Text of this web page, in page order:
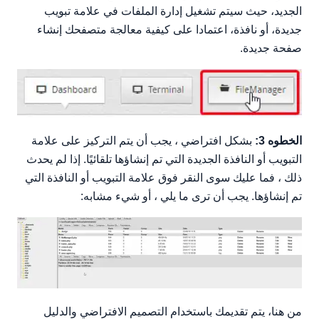
الجديد، حيث سيتم تشغيل إدارة الملفات في علامة تبويب
جديدة، أو نافذة، اعتمادا على كيفية معالجة متصفحك إنشاء
صفحة جديدة.
الخطوه 3:
بشكل افتراضي ، يجب أن يتم التركيز على علامة
التبويب أو النافذة الجديدة التي تم إنشاؤها تلقائيًا. إذا لم يحدث
ذلك ، فما عليك سوى النقر فوق علامة التبويب أو النافذة التي
تم إنشاؤها. يجب أن ترى ما يلي ، أو شيء مشابه:
من هنا، يتم تقديمك باستخدام التصميم الافتراضي والدليل